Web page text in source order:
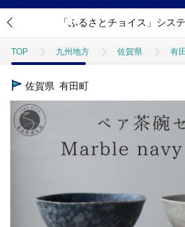
「ふるさとチョイス」シス
TOP 九州地方 佐賀県 有
TOP
TOP
佐賀県 有田町